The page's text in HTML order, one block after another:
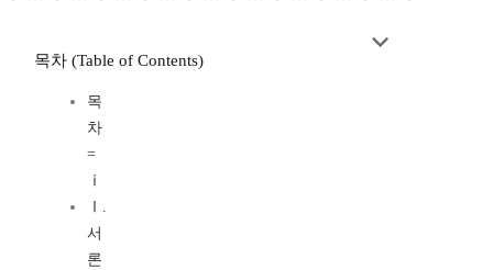
목차 (Table of Contents)
목
차
=
ⅰ
Ⅰ.
서
론